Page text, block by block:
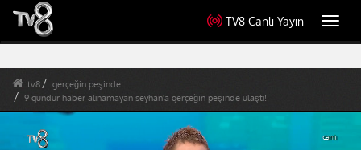
TV8 Canlı Yayın
tv8
gerçeğin peşinde
9 gündür haber alınamayan seyhan'a gerçeğin peşinde ulaştı!